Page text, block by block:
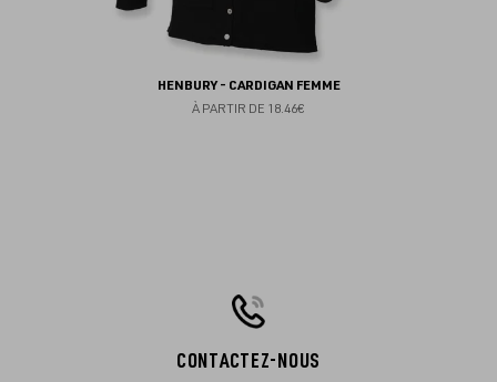
HENBURY - CARDIGAN FEMME
À PARTIR DE 18.46€
CONTACTEZ-NOUS